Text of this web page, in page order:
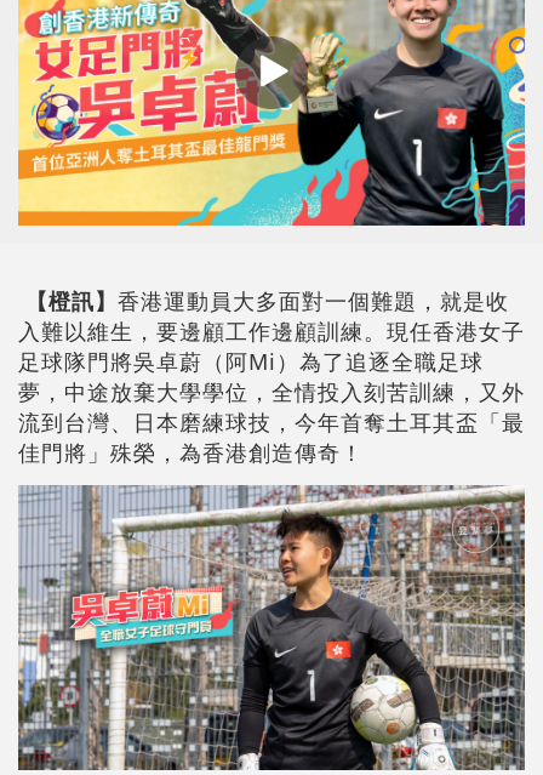
【橙訊】 香港運動員大多面對一個難題，就是收
入難以維生，要邊顧工作邊顧訓練。現任香港女子
足球隊門將吳卓蔚（阿Mi）為了追逐全職足球
夢，中途放棄大學學位，全情投入刻苦訓練，又外
流到台灣、日本磨練球技，今年首奪土耳其盃「最
佳門將」殊榮，為香港創造傳奇！